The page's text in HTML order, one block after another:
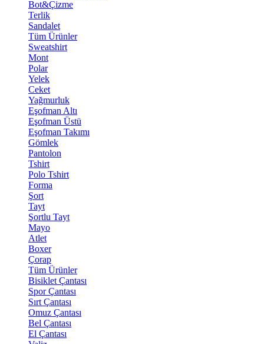
Bot&Çizme
Terlik
Sandalet
Tüm Ürünler
Sweatshirt
Mont
Polar
Yelek
Ceket
Yağmurluk
Eşofman Altı
Eşofman Üstü
Eşofman Takımı
Gömlek
Pantolon
Tshirt
Polo Tshirt
Forma
Şort
Tayt
Şortlu Tayt
Mayo
Atlet
Boxer
Çorap
Tüm Ürünler
Bisiklet Çantası
Spor Çantası
Sırt Çantası
Omuz Çantası
Bel Çantası
El Çantası